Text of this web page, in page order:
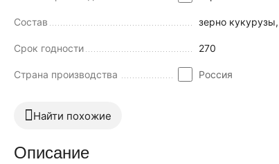
Состав зерно
Срок годности 270
Страна производства Россия
Найти похожие
Описание